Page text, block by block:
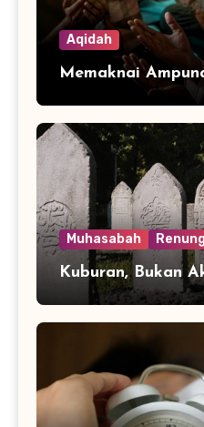
Aqidah
Memaknai
Muhasabah
Kuburan, Bukan